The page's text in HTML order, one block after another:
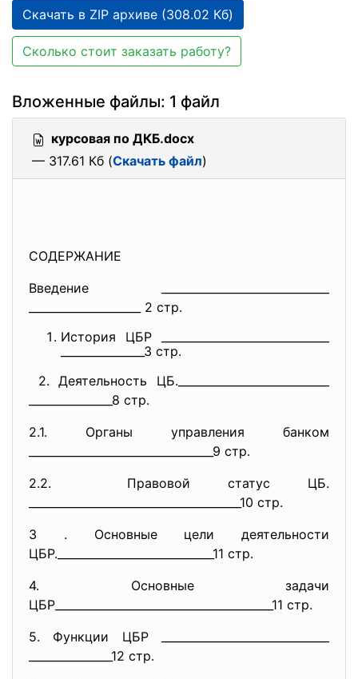
Скачать в ZIP архиве (308.02 Кб)
Сколько стоит заказать работу?
Вложенные файлы: 1 файл
курсовая по ДКБ.docx
— 317.61 Кб (Скачать файл)
СОДЕРЖАНИЕ
Введение ______________________________
____________________ 2 стр.
История ЦБР ______________________________
_______________3 стр.
2. Деятельность ЦБ.___________________________
_______________8 стр.
2.1. Органы управления банком
___9 стр.
2.2. Правовой статус ЦБ.
________10 стр.
3 . Основные цели деятельности
ЦБР.__________________________
__11 стр.
4. Основные задачи
ЦБР___________________________
____________11 стр.
5. Функции ЦБР ______________________________
_______________12 стр.